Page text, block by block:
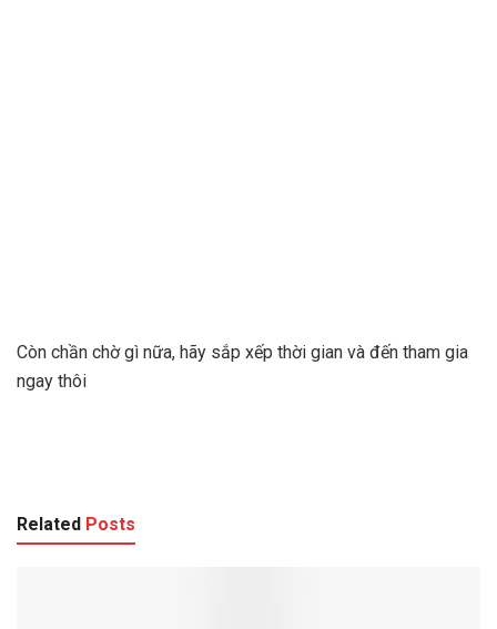
Còn chần chờ gì nữa, hãy sắp xếp thời gian và đến tham gia
ngay thôi
Related Posts